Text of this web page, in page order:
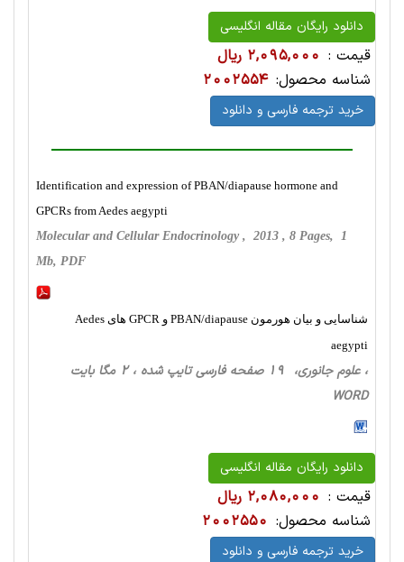
دانلود رایگان مقاله انگلیسی
قیمت : 2,095,000 ریال
شناسه محصول: 2002554
خرید ترجمه فارسی و دانلود
Identification and expression of PBAN/diapause hormone and
GPCRs from Aedes aegypti
Molecular and Cellular Endocrinology , 2013 , 8 Pages, 1
Mb, PDF
شناسایی و بیان هورمون PBAN/diapause و GPCR های Aedes
aegypti
، علوم جانوری، 19 صفحه فارسی تایپ شده ، 2 مگا بایت
WORD
دانلود رایگان مقاله انگلیسی
قیمت : 2,080,000 ریال
شناسه محصول: 2002550
خرید ترجمه فارسی و دانلود